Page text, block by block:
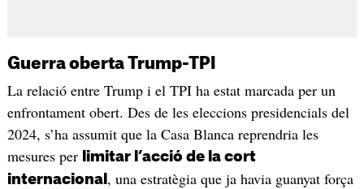
Guerra oberta Trump-TPI
La relació entre Trump i el TPI ha estat marcada per un
enfrontament obert. Des de les eleccions presidencials del
2024, s’ha assumit que la Casa Blanca reprendria les
mesures per
limitar l’acció de la cort
internacional , una estratègia que ja havia guanyat força